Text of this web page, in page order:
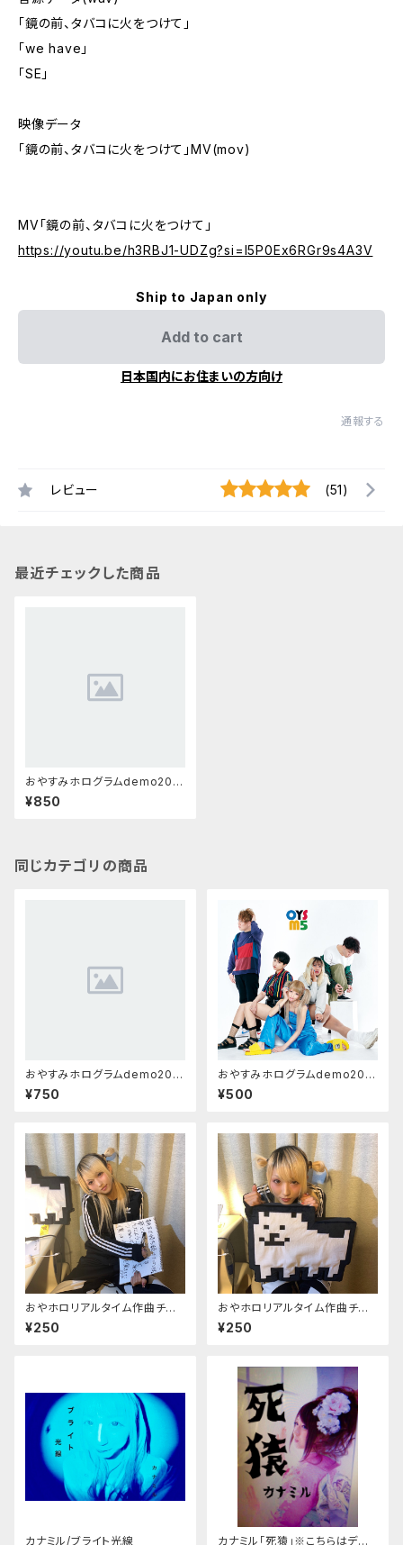
「鏡の前、タバコに火をつけて」
「we have」
「SE」
映像データ
「鏡の前、タバコに火をつけて」MV(mov)
MV「鏡の前、タバコに火をつけて」
https://youtu.be/h3RBJ1-UDZg?si=l5P0Ex6RGr9s4A3V
Ship to Japan only
Add to cart
日本国内にお住まいの方向け
通報する
レビュー (51)
最近チェックした商品
おやすみホログラムdemo202
3&MVデータ/「鏡の前、タバコに
火をつけて」「we have」「SE」
¥850
同じカテゴリの商品
おやすみホログラムdemo202
3/「淡いダンス」「私」「mysong.
wav」
¥750
おやすみホログラムdemo202
2/「nightsout」「カウントゼロ」
¥500
おやホロリアルタイム作曲チャ
レンジデモ「亜空間」kanamil v
er.
¥250
おやホロリアルタイム作曲チャ
レンジデモ「シンメトリー」ogaw
a ver.
¥250
カナミル/ブライト光線 カナミル「死猿」※こちらはデジ